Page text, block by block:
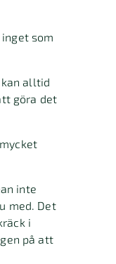
som
alltid
göra det
inte
med. Det
i
på att